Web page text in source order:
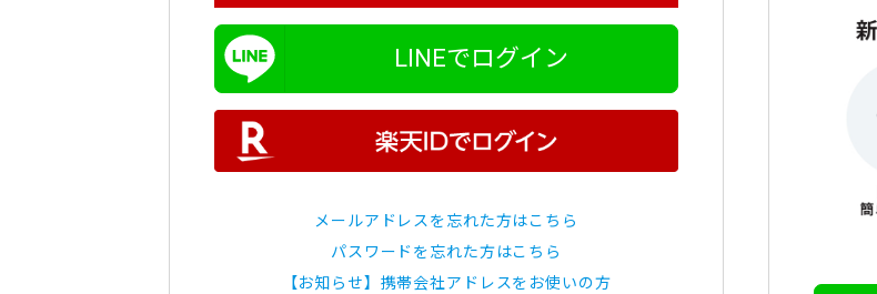
LINEでログイン
メールアドレスを忘れた方はこちら
パスワードを忘れた方はこちら
【お知らせ】携帯会社アドレスをお使いの方